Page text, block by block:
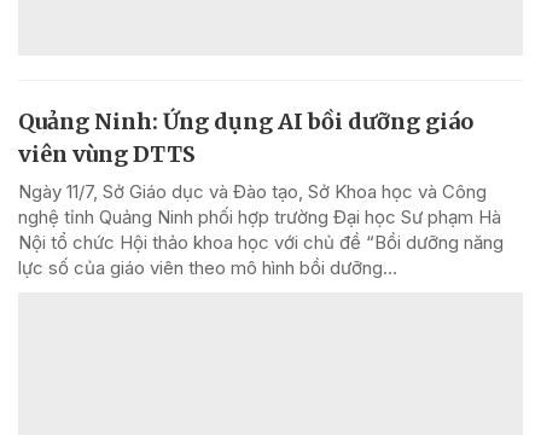
Quảng Ninh: Ứng dụng AI bồi dưỡng giáo
viên vùng DTTS
Ngày 11/7, Sở Giáo dục và Đào tạo, Sở Khoa học và Công
nghệ tỉnh Quảng Ninh phối hợp trường Đại học Sư phạm Hà
Nội tổ chức Hội thảo khoa học với chủ đề “Bồi dưỡng năng
lực số của giáo viên theo mô hình bồi dưỡng...